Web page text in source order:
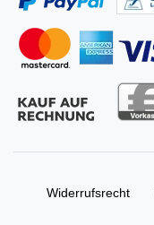
Widerrufs­recht